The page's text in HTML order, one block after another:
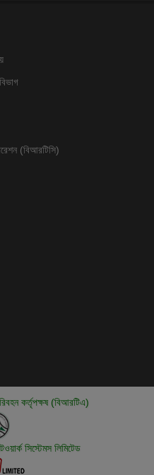
(বিআরটিসি)
কর্তৃপক্ষ (বিআরটিএ)
সিস্টেমস লিমিটেড